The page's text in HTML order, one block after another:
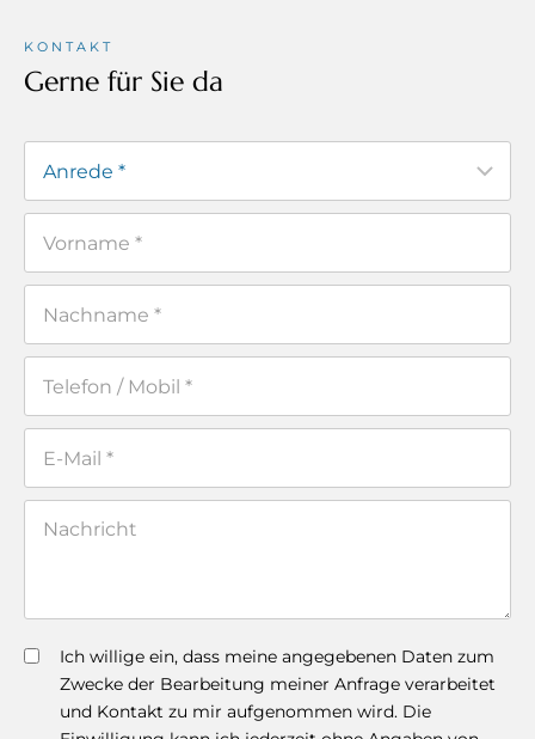
KONTAKT
Gerne für Sie da
Ich willige ein, dass meine angegebenen Daten zum
Zwecke der Bearbeitung meiner Anfrage verarbeitet
und Kontakt zu mir aufgenommen wird. Die